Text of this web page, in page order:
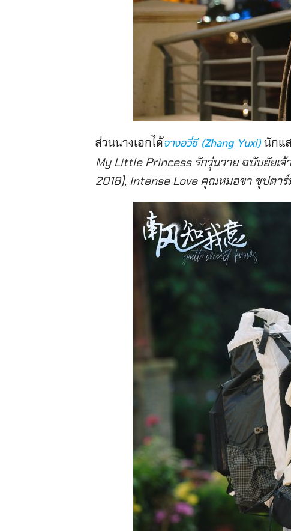
ส่วนนางเอกได้จางอวี่ซี (Zhang Yuxi)นักแส
My Little Princess รักวุ่นวาย ฉบับยัยเจ้
2018), Intense Love คุณหมอขา ซุปตา